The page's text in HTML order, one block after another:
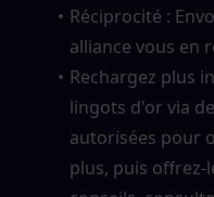
Réciprocité :
alliance vous en
Rechargez plus
lingots d'or via
autorisées pour
plus, puis offrez-